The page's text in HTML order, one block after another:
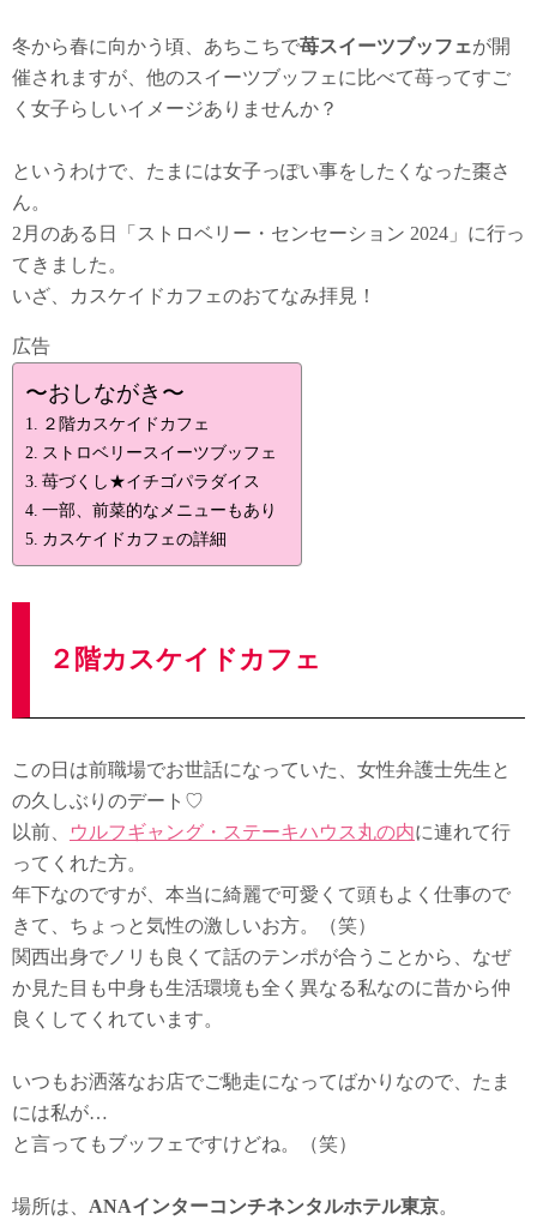
冬から春に向かう頃、あちこちで苺スイーツブッフェが開
催されますが、他のスイーツブッフェに比べて苺ってすご
く女子らしいイメージありませんか？
というわけで、たまには女子っぽい事をしたくなった棗さ
ん。
2月のある日「ストロベリー・センセーション 2024」に行っ
てきました。
いざ、カスケイドカフェのおてなみ拝見！
広告
〜おしながき〜
２階カスケイドカフェ
ストロベリースイーツブッフェ
苺づくし★イチゴパラダイス
一部、前菜的なメニューもあり
カスケイドカフェの詳細
２階カスケイドカフェ
この日は前職場でお世話になっていた、女性弁護士先生と
の久しぶりのデート♡
以前、
ウルフギャング・ステーキハウス丸の内に連れて行
ってくれた方。
年下なのですが、本当に綺麗で可愛くて頭もよく仕事ので
きて、ちょっと気性の激しいお方。（笑）
関西出身でノリも良くて話のテンポが合うことから、なぜ
か見た目も中身も生活環境も全く異なる私なのに昔から仲
良くしてくれています。
いつもお洒落なお店でご馳走になってばかりなので、たま
には私が…
と言ってもブッフェですけどね。（笑）
場所は、 ANAインターコンチネンタルホテル東京。